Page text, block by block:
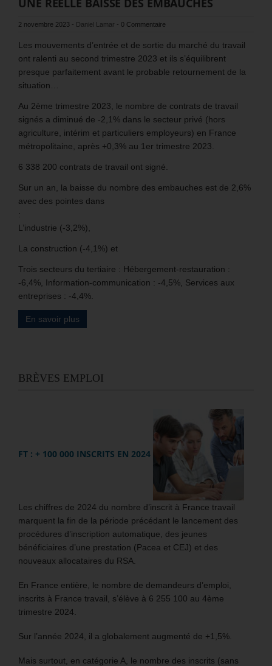
UNE RÉELLE BAISSE DES EMBAUCHES
2 novembre 2023 - Daniel Lamar - 0 Commentaire
Les mouvements d’entrée et de sortie du marché du travail
ont ralenti au second trimestre 2023 et ils s’équilibrent
presque parfaitement avant le probable retournement de la
situation…
Au 2ème trimestre 2023, le nombre de contrats de travail
signés a diminué de -2,1% dans le secteur privé (hors
agriculture, intérim et particuliers employeurs) en France
métropolitaine, après +0,3% au 1er trimestre 2023.
6 338 200 contrats de travail ont signé.
Sur un an, la baisse du nombre des embauches est de 2,6%
avec des pointes dans
:
L’industrie (-3,2%),
La construction (-4,1%) et
Trois secteurs du tertiaire : Hébergement-restauration :
-6,4%, Information-communication : -4,5%, Services aux
entreprises : -4,4%.
En savoir plus
BRÈVES EMPLOI
FT : + 100 000 INSCRITS EN 2024
Les chiffres de 2024 du nombre d’inscrit à France travail
marquent la fin de la période précédant le lancement des
procédures d’inscription automatique, des jeunes
bénéficiaires d’une prestation (Pacea et CEJ) et des
nouveaux allocataires du RSA.
En France entière, le nombre de demandeurs d’emploi,
inscrits à France travail, s’élève à 6 255 100 au 4ème
trimestre 2024.
Sur l’année 2024, il a globalement augmenté de +1,5%.
Mais surtout, en catégorie A, le nombre des inscrits (sans